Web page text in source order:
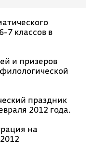
7 классов в
и призеров
праздник
2012 года.
на